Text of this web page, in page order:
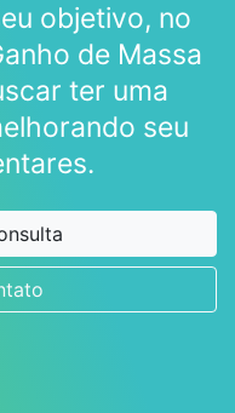
objetivo, no
de Massa
ter uma
seu